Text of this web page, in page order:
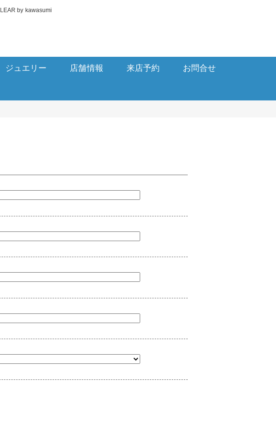
by kawasumi
ジュエリー 店舗情報 来店予約 お問合せ